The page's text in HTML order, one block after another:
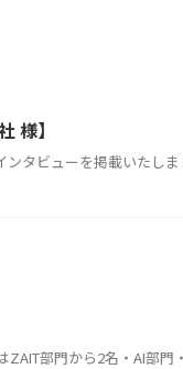
様】
タビューを掲載いたし
ZAIT部門から2名・AI部門